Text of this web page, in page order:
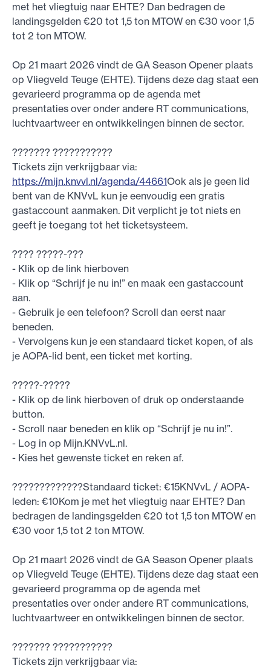
met het vliegtuig naar EHTE? Dan bedragen de
landingsgelden €20 tot 1,5 ton MTOW en €30 voor 1,5
tot 2 ton MTOW.
Op 21 maart 2026 vindt de GA Season Opener plaats
op Vliegveld Teuge (EHTE). Tijdens deze dag staat een
gevarieerd programma op de agenda met
presentaties over onder andere RT communications,
luchtvaartweer en ontwikkelingen binnen de sector.
??????? ???????????
Tickets zijn verkrijgbaar via:
https://mijn.knvvl.nl/agenda/44661Ook als je geen lid
bent van de KNVvL kun je eenvoudig een gratis
gastaccount aanmaken. Dit verplicht je tot niets en
geeft je toegang tot het ticketsysteem.
???? ?????-???
- Klik op de link hierboven
- Klik op “Schrijf je nu in!” en maak een gastaccount
aan.
- Gebruik je een telefoon? Scroll dan eerst naar
beneden.
- Vervolgens kun je een standaard ticket kopen, of als
je AOPA-lid bent, een ticket met korting.
?????-?????
- Klik op de link hierboven of druk op onderstaande
button.
- Scroll naar beneden en klik op “Schrijf je nu in!”.
- Log in op Mijn.KNVvL.nl.
- Kies het gewenste ticket en reken af.
?????????????Standaard ticket: €15KNVvL / AOPA-
leden: €10Kom je met het vliegtuig naar EHTE? Dan
bedragen de landingsgelden €20 tot 1,5 ton MTOW en
€30 voor 1,5 tot 2 ton MTOW.
Op 21 maart 2026 vindt de GA Season Opener plaats
op Vliegveld Teuge (EHTE). Tijdens deze dag staat een
gevarieerd programma op de agenda met
presentaties over onder andere RT communications,
luchtvaartweer en ontwikkelingen binnen de sector.
??????? ???????????
Tickets zijn verkrijgbaar via: